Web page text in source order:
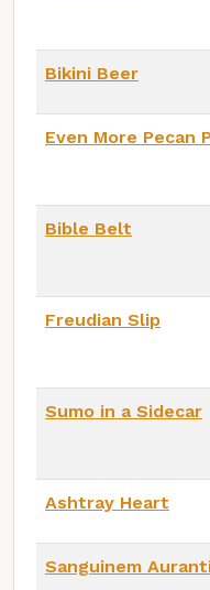
Bikini Beer
Even More Pecan
Bible Belt
Freudian Slip
Sumo in a Sidecar
Ashtray Heart
Sanguinem